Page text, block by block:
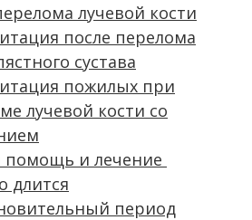
лучевой кости
после перелома
сустава
пожилых при
лучевой кости со
помощь и лечение
длится
период